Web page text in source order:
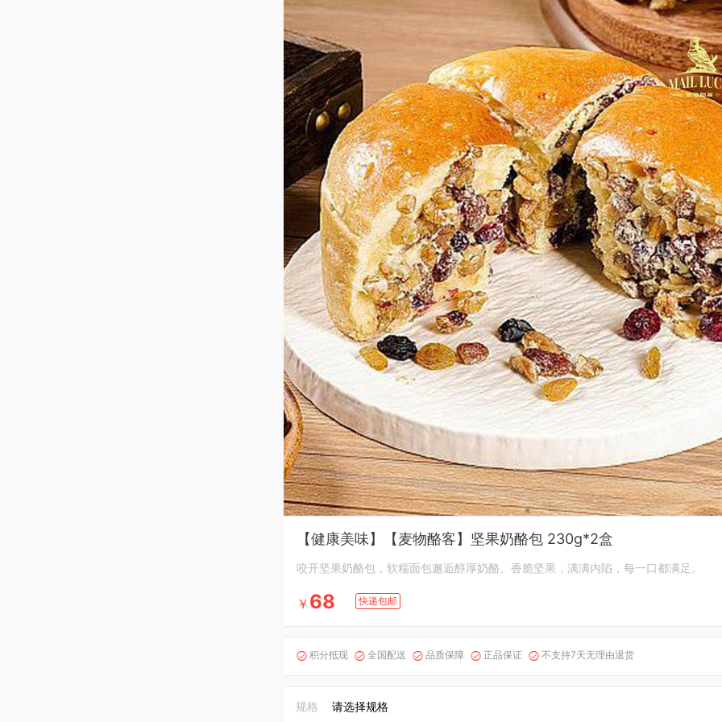
【健康美味】【麦物酪客】坚果奶酪包 230g*2盒
咬开坚果奶酪包，软糯面包邂逅醇厚奶酪、香脆坚果，满满内陷，每一口都满足。
￥ 68 快递包邮
 积分抵现  全国配送  品质保障  正品保证  不支持7天无理由退货
规格 请选择规格